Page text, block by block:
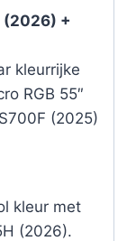
(2026) +
kleurrijke
RGB 55″
(2025)
kleur met
(2026).